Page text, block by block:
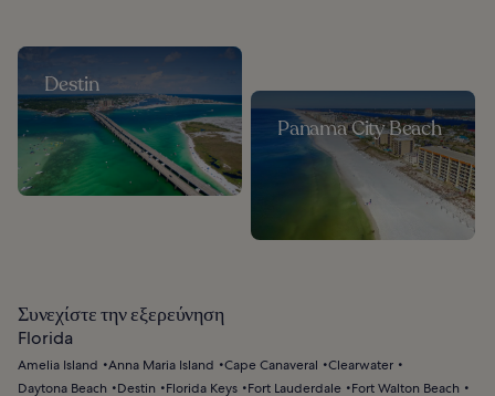
Destin
Panama City Beach
Συνεχίστε την εξερεύνηση
Florida
Amelia Island Anna Maria Island Cape Canaveral
Clearwater
Daytona Beach
Destin Florida Keys Fort Lauderdale
Fort Walton Beach